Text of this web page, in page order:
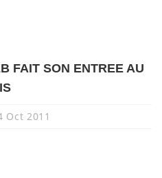
FAIT SON ENTREE AU
Oct 2011